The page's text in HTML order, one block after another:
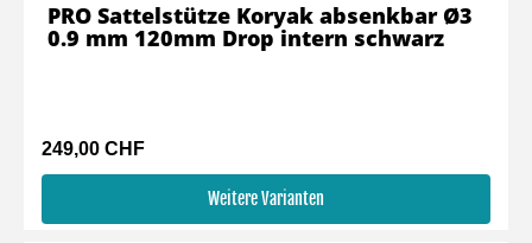
249,00 CHF
Weitere Varianten
PRO Sattelstütze Koryak absenkbar Ø3
0.9 mm 120mm Drop intern schwarz